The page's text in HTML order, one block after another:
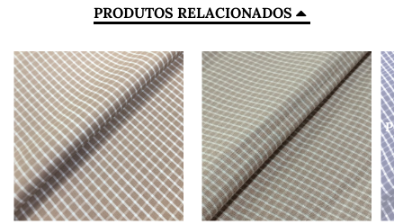
PRODUTOS RELACIONADOS